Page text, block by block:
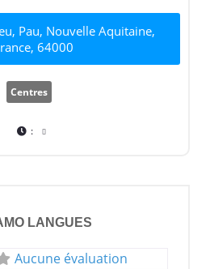
Pau, Nouvelle Aquitaine,
64000
Centres
:
LANGUES
Aucune évaluation